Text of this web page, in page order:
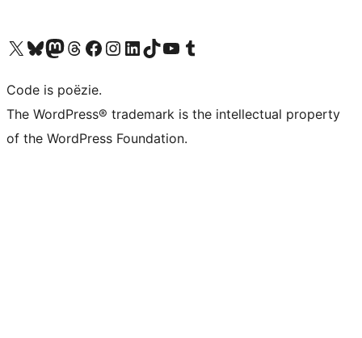
Bezoek ons X (voorheen Twitter) account
Bezoek ons Bluesky account
Bezoek ons Mastodon account
Bezoek ons Threads account
Onze Facebook pagina bezoeken
Bezoek ons Instagram account
Bezoek ons LinkedIn account
Bezoek ons TikTok account
Bezoek ons YouTube kanaalBezoek ons Tumblr account
Code is poëzie.
The WordPress® trademark is the intellectual property
of the WordPress Foundation.